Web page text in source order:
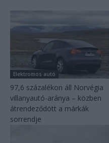
Elektromos autó
97,6 százalékon áll Norvégia
villanyautó-aránya – közben
átrendeződött a márkák
sorrendje